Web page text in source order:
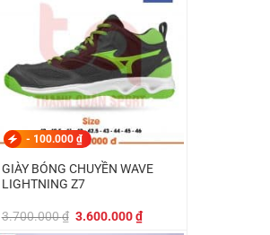
- 100.000 ₫
GIÀY BÓNG CHUYỀN WAVE
LIGHTNING Z7
3.700.000₫ Giá
3.600.000₫Giá
hiện